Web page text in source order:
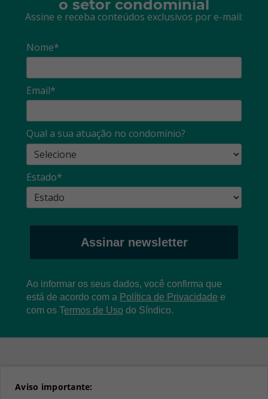
o setor condominial
Assine e receba conteúdos exclusivos por e-mail:
Nome*
Email*
Qual a sua atuação no condomínio?
Estado*
Assinar newsletter
Ao informar os seus dados, você confirma que
está de acordo com a Política de Privacidade e
com os Termos de Uso do Síndico.
Aviso importante: